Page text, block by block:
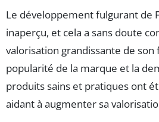
Le développement fulgurant de
inaperçu, et cela a sans doute
valorisation grandissante de son
popularité de la marque et la
produits sains et pratiques ont
aidant à augmenter sa